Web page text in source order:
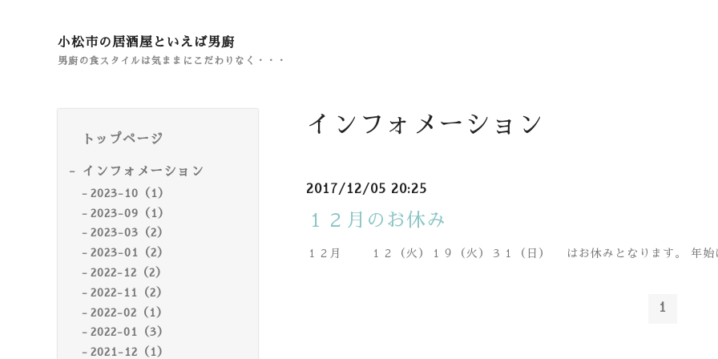
小松市の居酒屋といえば男廚
男廚の食スタイルは気ままにこだわりなく・・・
トップページ
インフォメーション
2023-10（1）
2023-09（1）
2023-03（2）
2023-01（2）
2022-12（2）
2022-11（2）
2022-02（1）
2022-01（3）
2021-12（1）
インフォメーション
2017/12/05 20:25
１２月のお休み
１２月 １２（火）１９（火）３１（日） はお休みとなります。 年始
1